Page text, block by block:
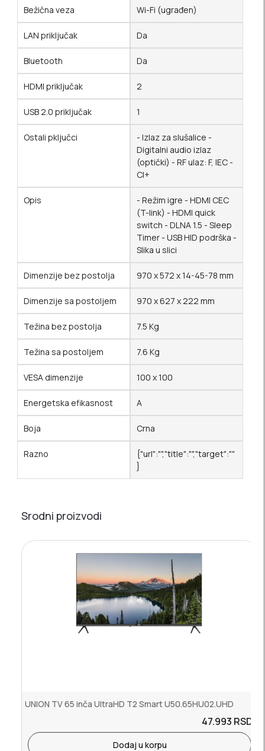
Bežična veza Wi-Fi (ugrađen)
LAN priključak Da
Bluetooth Da
HDMI priključak 2
USB 2.0 priključak 1
Ostali pključci
- Izlaz za slušalice -
Digitalni audio izlaz
(optički) - RF ulaz: F, IEC -
Cl+
Opis
- Režim igre - HDMI CEC
(T-link) - HDMI quick
switch - DLNA 1.5 - Sleep
Timer - USB HID podrška -
Slika u slici
Dimenzije bez postolja 970 x 572 x 14-45-78 mm
Dimenzije sa postoljem 970 x 627 x 222 mm
Težina bez postolja 7.5 Kg
Težina sa postoljem 7.6 Kg
VESA dimenzije 100 x 100
Energetska efikasnost A
Boja Crna
Razno
{"url":"","title":"","target":""
}
Srodni proizvodi
UNION TV 65 inča UltraHD T2 Smart U50.65HU02.UHD
47.993 RSD.
Dodaj u korpu